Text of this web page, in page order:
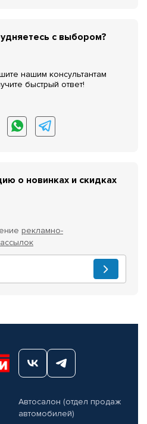
с выбором?
нашим консультантам
быстрый ответ!
о новинках и скидках
рекламно-
Автосалон (отдел продаж
автомобилей)